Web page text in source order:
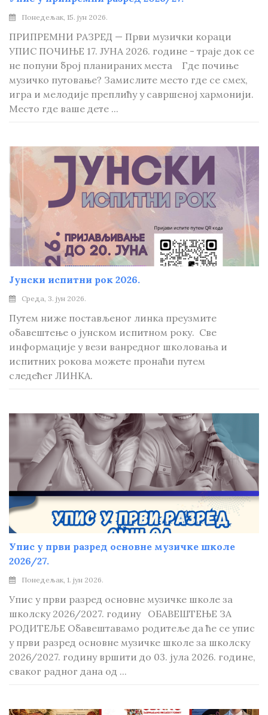
Понедељак, 15. јун 2026.
ПРИПРЕМНИ РАЗРЕД — Први музички кораци
УПИС ПОЧИЊЕ 17. ЈУНА 2026. године - траје док се
не попуни број планираних места Где почиње
музичко путовање? Замислите место где се смех,
игра и мелодије преплићу у савршеној хармонији.
Место где ваше дете ...
Јунски испитни рок 2026.
Среда, 3. јун 2026.
Путем ниже постављеног линка преузмите
обавештење о јунском испитном року. Све
информације у вези ванредног школовања и
испитних рокова можете пронаћи путем
следећег ЛИНКА.
Упис у први разред основне музичке школе
2026/27.
Понедељак, 1. јун 2026.
Упис у први разред основне музичке школе за
школску 2026/2027. годину ОБАВЕШТЕЊЕ ЗА
РОДИТЕЉЕ Обавештавамо родитеље да ће се упис
у први разред основне музичке школе за школску
2026/2027. годину вршити до 03. јула 2026. године,
сваког радног дана од ...